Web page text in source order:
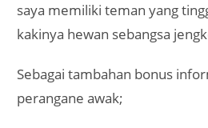
saya memiliki teman yang
kakinya hewan sebangsa
Sebagai tambahan bonus
perangane awak;